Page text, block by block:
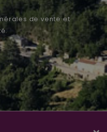
de vente et
.